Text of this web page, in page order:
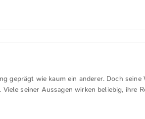
Wir brauchen europäische
übernommen. ...
geprägt wie kaum ein anderer. Doch seine
seiner Aussagen wirken beliebig, ihre
Staaten könnten es sich gar nicht leisten,